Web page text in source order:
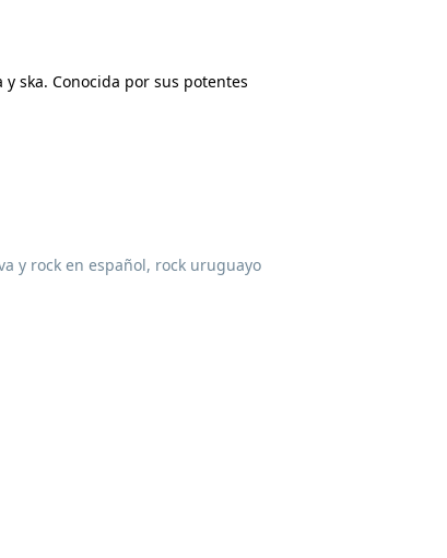
ska. Conocida por sus potentes
y rock en español, rock uruguayo